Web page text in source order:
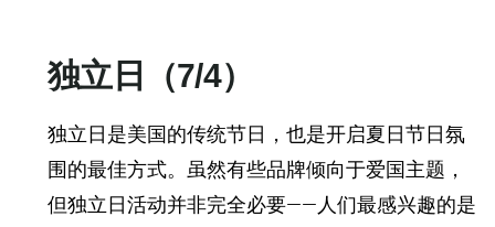
独立日（7/4）
独立日是美国的传统节日，也是开启夏日节日氛
围的最佳方式。虽然有些品牌倾向于爱国主题，
但独立日活动并非完全必要——人们最感兴趣的是